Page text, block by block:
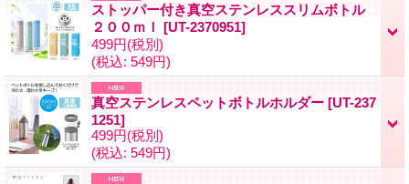
ストッパー付き真空ステンレススリムボトル
２００ｍｌ [UT-2370951]
499円(税別)
(税込: 549円)
真空ステンレスペットボトルホルダー [UT-237
1251]
499円(税別)
(税込: 549円)